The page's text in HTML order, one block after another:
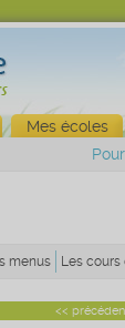
Mes écoles
menus Les
<<